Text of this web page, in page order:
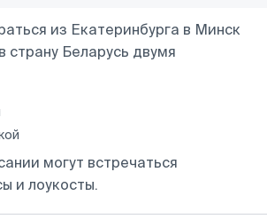
из Екатеринбурга в Минск
страну Беларусь двумя
могут встречаться
и лоукосты.